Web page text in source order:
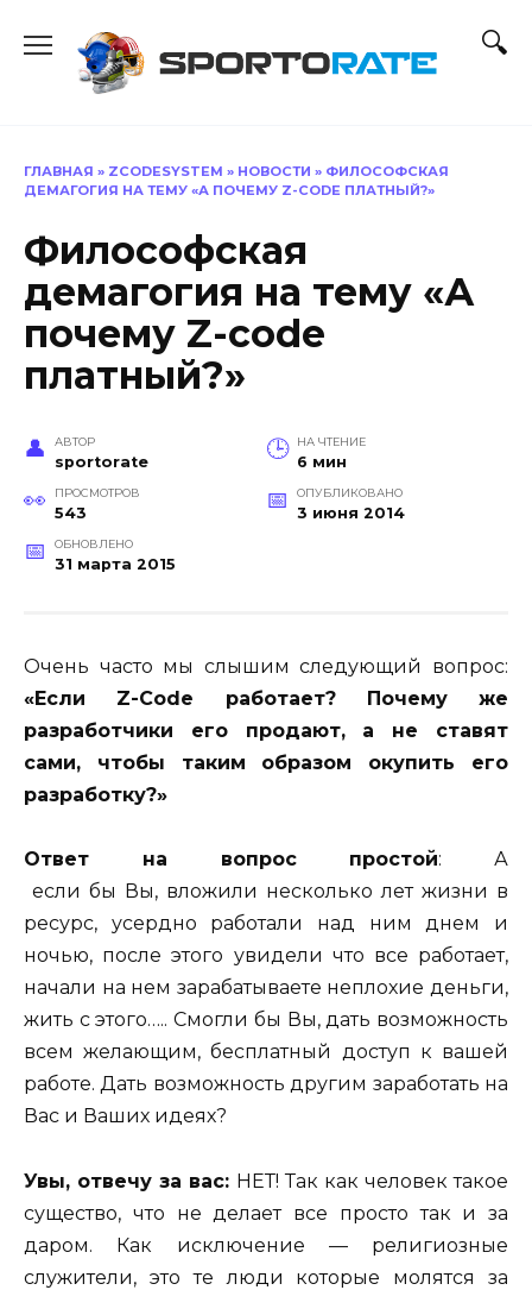
содержанию
ГЛАВНАЯ » ZCODESYSTEM » НОВОСТИ » ФИЛОСОФСКАЯ
ДЕМАГОГИЯ НА ТЕМУ «А ПОЧЕМУ Z-CODE ПЛАТНЫЙ?»
Философская
демагогия на тему «А
почему Z-code
платный?»
АВТОР
sportorate
НА ЧТЕНИЕ
6 мин
ПРОСМОТРОВ
543
ОПУБЛИКОВАНО
3 июня 2014
ОБНОВЛЕНО
31 марта 2015
Очень часто мы слышим следующий вопрос:
«Если Z-Code работает? Почему же
разработчики его продают, а не ставят
сами, чтобы таким образом окупить его
разработку?»
Ответ на вопрос простой: А
если бы Вы, вложили несколько лет жизни в
ресурс, усердно работали над ним днем и
ночью, после этого увидели что все работает,
начали на нем зарабатываете неплохие деньги,
жить с этого….. Смогли бы Вы, дать возможность
всем желающим, бесплатный доступ к вашей
работе. Дать возможность другим заработать на
Вас и Ваших идеях?
Увы, отвечу за вас: НЕТ! Так как человек такое
существо, что не делает все просто так и за
даром. Как исключение — религиозные
служители, это те люди которые молятся за